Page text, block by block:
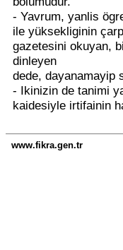
- Yavrum, yanlis
ile yüksekliginin
gazetesini okuyan,
dinleyen
dede, dayanamayip
- Ikinizin de tanimi
kaidesiyle irtifainin
www.fikra.gen.tr